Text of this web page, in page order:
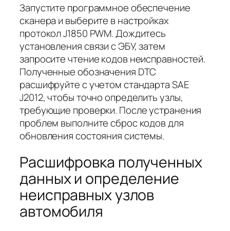
Запустите программное обеспечение
сканера и выберите в настройках
протокол J1850 PWM. Дождитесь
установления связи с ЭБУ, затем
запросите чтение кодов неисправностей.
Полученные обозначения DTC
расшифруйте с учетом стандарта SAE
J2012, чтобы точно определить узлы,
требующие проверки. После устранения
проблем выполните сброс кодов для
обновления состояния системы.
Расшифровка полученных
данных и определение
неисправных узлов
автомобиля